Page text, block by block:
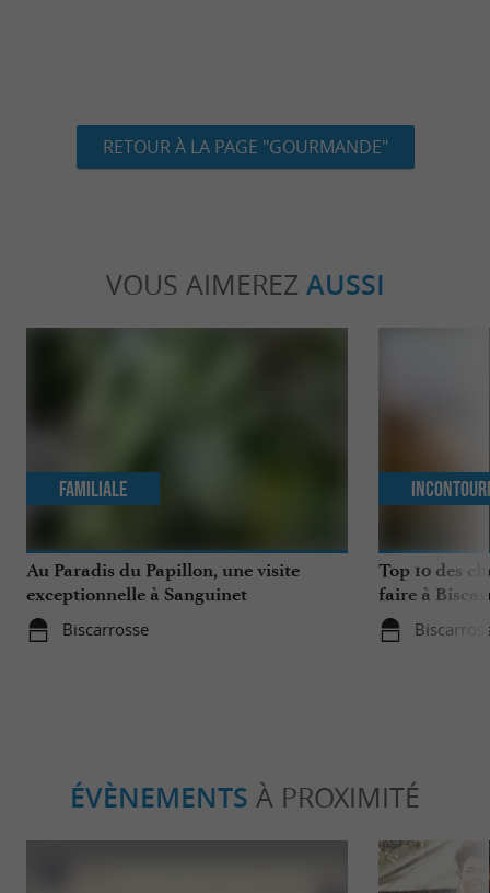
RETOUR À LA PAGE "GOURMANDE"
VOUS AIMEREZ AUSSI
Au Paradis du Papillon, une visite
exceptionnelle à Sanguinet
Biscarrosse
Familiale
Top 10 des
faire à
ÉVÈNEMENTS À PROXIMITÉ